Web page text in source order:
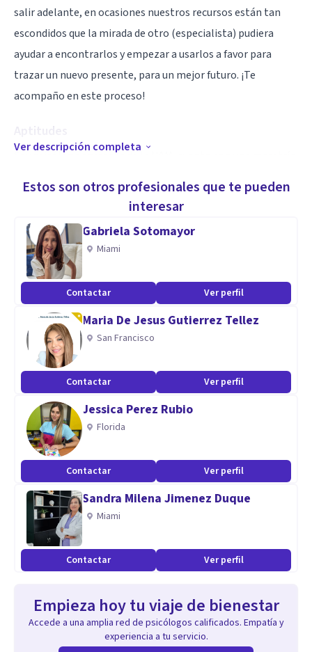
salir adelante, en ocasiones nuestros recursos están tan
escondidos que la mirada de otro (especialista) pudiera
ayudar a encontrarlos y empezar a usarlos a favor para
trazar un nuevo presente, para un mejor futuro. ¡Te
acompaño en este proceso!
Aptitudes
Soy psicóloga egresada de la UAM, cuento con una maestría
así como varios cursos y diplomados en lenguaje corporal y
Lengua de señas mexicanas.
Ver descripción completa
Estos son otros profesionales que te pueden
interesar
Gabriela Sotomayor
Miami
Contactar Ver perfil
Maria De Jesus Gutierrez Tellez
San Francisco
Contactar Ver perfil
Jessica Perez Rubio
Florida
Contactar Ver perfil
Sandra Milena Jimenez Duque
Miami
Contactar Ver perfil
Empieza hoy tu viaje de bienestar
Accede a una amplia red de psicólogos calificados. Empatía y
experiencia a tu servicio.